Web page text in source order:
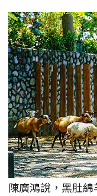
陳廣鴻說，黑肚綿